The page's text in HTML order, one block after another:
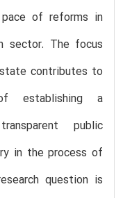
of reforms in
sector. The focus
contributes to
establishing a
public
in the process of
question is